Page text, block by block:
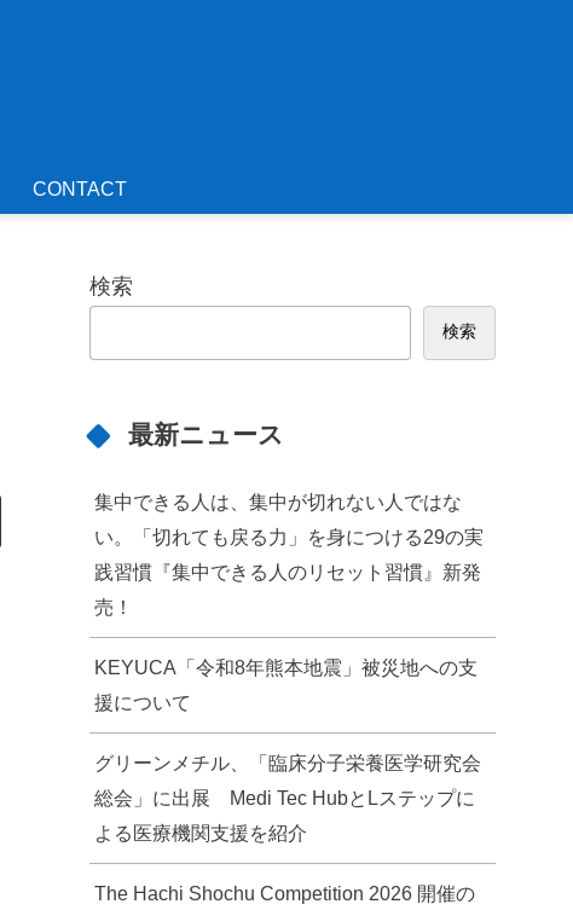
CONTACT
検索
検索
最新ニュース
集中できる人は、集中が切れない人ではな
い。「切れても戻る力」を身につける29の実
践習慣『集中できる人のリセット習慣』新発
売！
KEYUCA「令和8年熊本地震」被災地への支
援について
グリーンメチル、「臨床分子栄養医学研究会
総会」に出展 Medi Tec HubとLステップに
よる医療機関支援を紹介
The Hachi Shochu Competition 2026 開催の